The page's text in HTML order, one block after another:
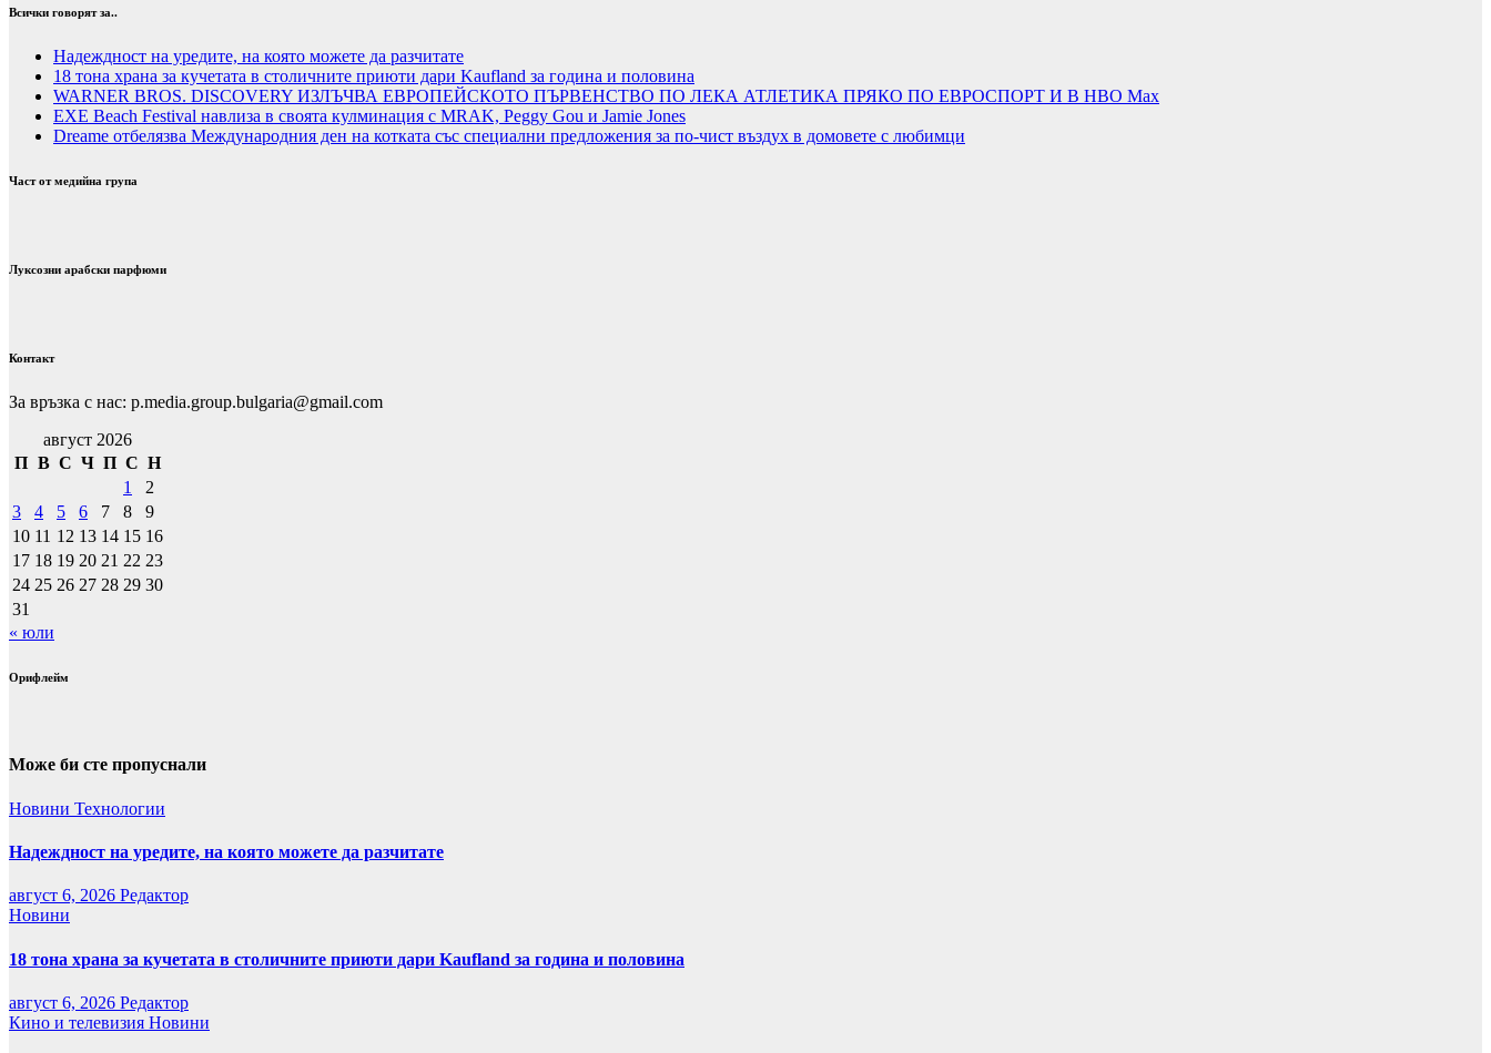
Всички говорят за..
Надеждност на уредите, на която можете да разчитате
18 тона храна за кучетата в столичните приюти дари Kaufland за година и половина
WARNER BROS. DISCOVERY ИЗЛЪЧВА ЕВРОПЕЙСКОТО ПЪРВЕНСТВО ПО ЛЕКА АТЛЕТИКА ПРЯКО ПО ЕВРОСПОРТ И В НВО Мах
EXE Beach Festival навлиза в своята кулминация с MRAK, Peggy Gou и Jamie Jones
Dreame отбелязва Международния ден на котката със специални предложения за по-чист въздух в домовете с любимци
Част от медийна група
Луксозни арабски парфюми
Контакт
За връзка с нас: p.media.group.bulgaria@gmail.com
август 2026
П В С Ч П С Н
1
2
3
4 5 6 7 8
9
10 11 12 13 14 15 16
17 18 19 20 21 22 23
24 25 26 27 28 29 30
31
« юли
Орифлейм
Може би сте пропуснали
Новини Технологии
Надеждност на уредите, на която можете да разчитате
август 6, 2026 Редактор
Новини
18 тона храна за кучетата в столичните приюти дари Kaufland за година и половина
август 6, 2026 Редактор
Кино и телевизия Новини